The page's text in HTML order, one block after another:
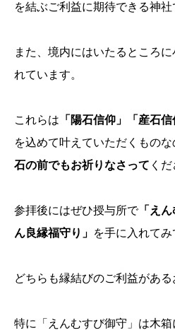
を結ぶご利益に期待できる神社
また、境内にはいたるところ
れています。
これらは 「陽石信仰」「産石信
を込めて叶えていただくものな
石の前でもお祈りなさって くだ
参拝後にはぜひ授与所で「えん
ん良縁福守り」 を手に入れてみ
どちらも縁結びのご利益がある
特に「えんむすび御守」は木